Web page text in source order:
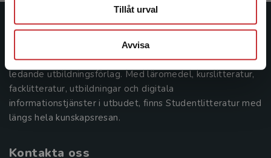
Tillåt urval
Avvisa
Studentlitteratur
Studentlitteratur grundades 1963 och är idag Sveriges
ledande utbildningsförlag. Med läromedel, kurslitteratur,
facklitteratur, utbildningar och digitala
informationstjänster i utbudet, finns Studentlitteratur med
längs hela kunskapsresan.
Kontakta oss